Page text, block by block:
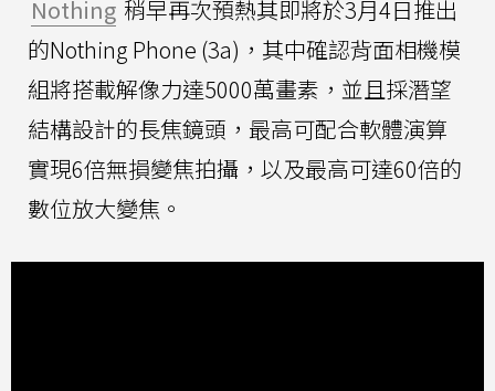
Nothing 稍早再次預熱其即將於3月4日推出
的Nothing Phone (3a)，其中確認背面相機模
組將搭載解像力達5000萬畫素，並且採潛望
結構設計的長焦鏡頭，最高可配合軟體演算
實現6倍無損變焦拍攝，以及最高可達60倍的
數位放大變焦。